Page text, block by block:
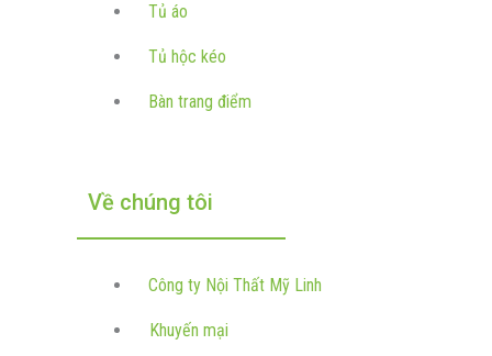
Tủ áo
Tủ hộc kéo
Bàn trang điểm
Về chúng tôi
Công ty Nội Thất Mỹ Linh
Khuyến mại